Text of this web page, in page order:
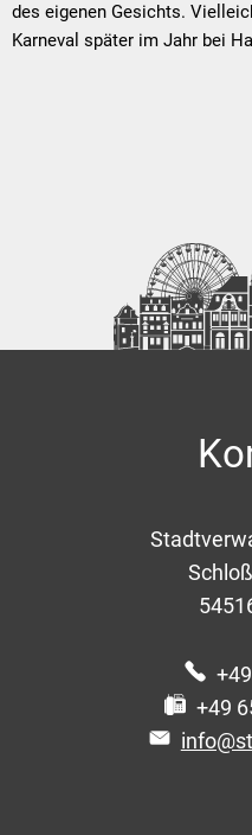
des eigenen Gesichts.
Karneval später im Jahr bei
+49